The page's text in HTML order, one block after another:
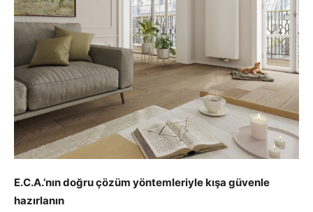
E.C.A.’nın doğru çözüm yöntemleriyle kışa güvenle
hazırlanın